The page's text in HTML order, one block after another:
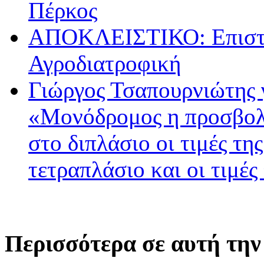
Πέρκος
ΑΠΟΚΛΕΙΣΤΙΚΟ:
Αγροδιατροφική
Γιώργος
«Μονόδρομος η
στο διπλάσιο οι τιμές
τετραπλάσιο και οι
Περισσότερα σε αυτή